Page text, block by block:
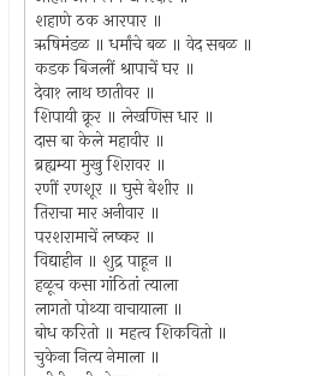
शहाणे ठक आरपार ॥
ऋषिमंडळ ॥ धर्मांचे बळ ॥ वेद सबळ ॥
कडक बिजलीं श्रापाचें घर ॥
देवा१ लाथ छातीवर ॥
शिपायी क्रूर ॥ लेखणिस धार ॥
दास बा केले महावीर ॥
ब्रह्यम्या मुखु शिरावर ॥
रणीं रणशूर ॥ घुसे बेशीर ॥
तिराचा मार अनीवार ॥
परशरामाचें लष्कर ॥
विद्याहीन ॥ शुद्र पाहून ॥
हळूच कसा गांठितां त्याला
लागतो पोथ्या वाचायाला ॥
बोध करितो ॥ महत्व शिकवितो ॥
चुकेना नित्य नेमाला ॥